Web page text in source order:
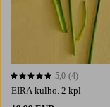
EIRA kulho. 2 kpl
5,0 perustuen 4 arvosanaan
5,0 (4)